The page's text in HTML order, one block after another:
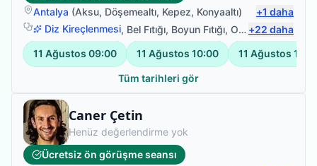
Antalya (Aksu, Döşemealtı, Kepez, Konyaaltı) +1 daha
Diz Kireçlenmesi, Bel Fıtığı, Boyun Fıtığı, Omuz Bağ Yaralanması +22 daha
11 Ağustos 09:00 11 Ağustos 10:00 11 Ağustos
Tüm tarihleri gör
Caner Çetin
Fizyoterapist
Henüz değerlendirme yok
Ücretsiz ön görüşme seansı